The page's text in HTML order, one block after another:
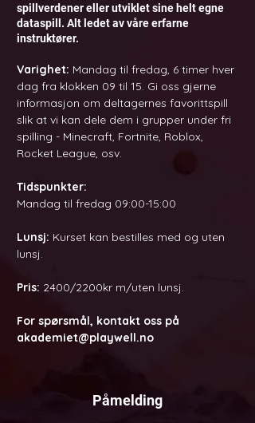
spillverdener eller utviklet sine helt egne
dataspill. Alt ledet av våre erfarne
instruktører.
Varighet: Mandag til fredag, 6 timer hver
dag fra klokken 09 til 15. Gi oss gjerne
informasjon om deltagernes favorittspill
slik at vi kan dele dem i grupper under fri
spilling - Minecraft, Fortnite, Roblox,
Rocket League, osv.
Tidspunkter:
Mandag til fredag 09:00-15:00
Lunsj: Kurset kan bestilles med og uten
lunsj.
Pris: 2400/2200kr m/uten lunsj.
For spørsmål, kontakt oss på
akademiet@playwell.no
Påmelding